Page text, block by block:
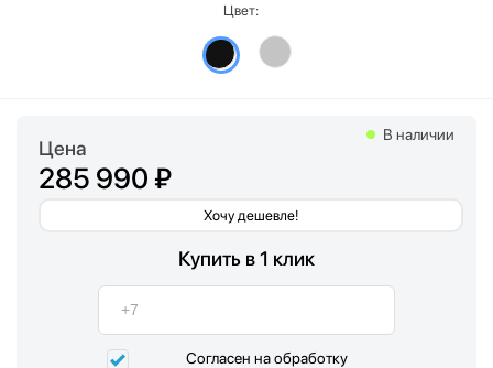
Цвет:
Цена
285 990 ₽
Хочу дешевле!
В наличии
Купить в 1 клик
Согласен на обработку